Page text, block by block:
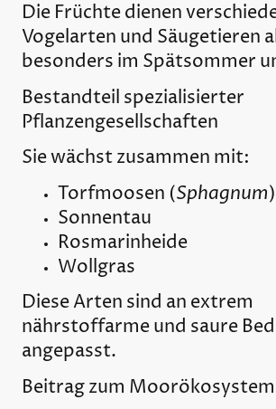
Die Früchte dienen
Vogelarten und Säugetieren
besonders im Spätsommer
Bestandteil spezialisierter
Pflanzengesellschaften
Sie wächst zusammen mit:
Torfmoosen (Sphagnum)
Sonnentau
Rosmarinheide
Wollgras
Diese Arten sind an extrem
nährstoffarme und saure
angepasst.
Beitrag zum Moorökosystem